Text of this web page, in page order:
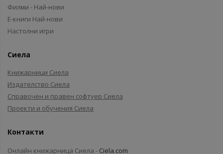
Филми - Най-нови
Е-книги Най-нови
Настолни игри
Сиела
Книжарници Сиела
Издателство Сиела
Справочен и правен софтуер Сиела
Проекти и обучения Сиела
Контакти
Онлайн книжарница Сиела - Ciela.com